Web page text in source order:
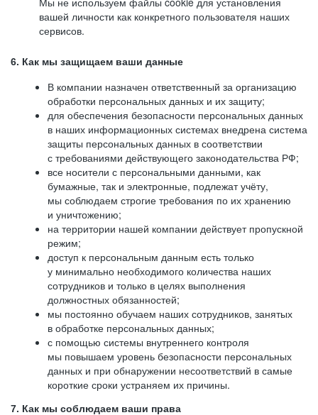
вашей личности как конкретного пользователя наших
сервисов.
6. Как мы защищаем ваши данные
В компании назначен ответственный за организацию
обработки персональных данных и их защиту;
для обеспечения безопасности персональных данных
в наших информационных системах внедрена система
защиты персональных данных в соответствии
с требованиями действующего законодательства РФ;
все носители с персональными данными, как
бумажные, так и электронные, подлежат учёту,
мы соблюдаем строгие требования по их хранению
и уничтожению;
на территории нашей компании действует пропускной
режим;
доступ к персональным данным есть только
у минимально необходимого количества наших
сотрудников и только в целях выполнения
должностных обязанностей;
мы постоянно обучаем наших сотрудников, занятых
в обработке персональных данных;
с помощью системы внутреннего контроля
мы повышаем уровень безопасности персональных
данных и при обнаружении несоответствий в самые
короткие сроки устраняем их причины.
7. Как мы соблюдаем ваши права